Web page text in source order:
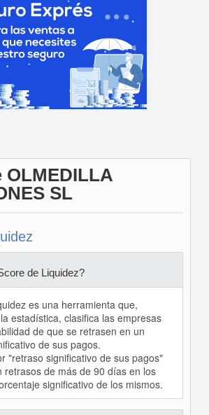
OLMEDILLA
SL
de Liquidez?
es una herramienta que,
estadística, clasifica las empresas
de que se retrasen en un
de sus pagos.
"retraso significativo de sus pagos"
retrasos de más de 90 días en los
significativo de los mismos.